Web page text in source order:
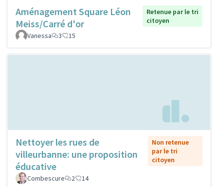
Aménagement Square Léon
Meiss/Carré d'or
Retenue par le tri
citoyen
Vanessa
3 15
Nettoyer les rues de
villeurbanne: une proposition
éducative
Non retenue
par le tri
citoyen
Combescure 2 14